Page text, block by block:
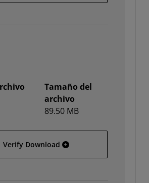
Tamaño del
archivo
89.50 MB
Verify Download Solaris